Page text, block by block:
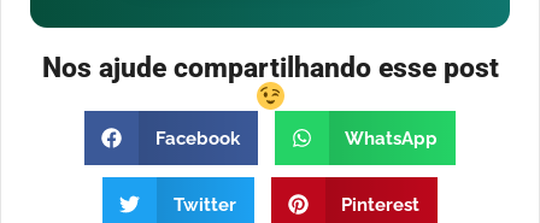
Nos ajude compartilhando esse post
Facebook WhatsApp
Twitter Pinterest